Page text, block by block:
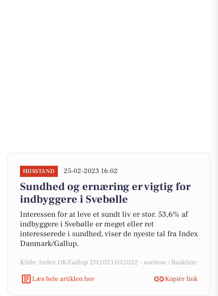
HUSSTAND 25-02-2023 16:02
Sundhed og ernæring er vigtig for
indbyggere i Svebølle
Interessen for at leve et sundt liv er stor. 53,6% af
indbyggere i Svebølle er meget eller ret
interesserede i sundhed, viser de nyeste tal fra Index
Danmark/Gallup.
Kilde: Index DK/Gallup 2H20211H2022 - noehow / Raakilde
Læs hele artiklen her
Kopiér link